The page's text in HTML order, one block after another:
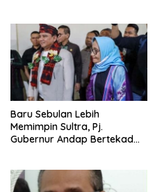
Baru Sebulan Lebih
Memimpin Sultra, Pj.
Gubernur Andap Bertekad
Tenggara